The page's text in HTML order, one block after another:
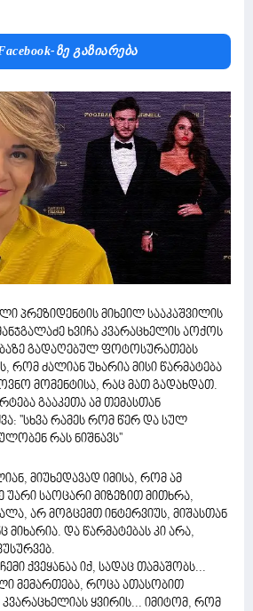
Ზე Გაზიარება
პრეზიდენტის მიხეილ სააკაშვილის
ხვიჩა კვარაცხელის აოქოს
გადაღებულ ფოტოსურათებს
რომ ძალიან უხარია მისი წარმატება
მომენტისა, რაც მათ გადახდათ.
გააკეთა ამ თემასთან
''სხვა რამეს რომ წერ და სულ
რას ნიშნავს''
მიუხედავად იმისა, რომ ამ
უარი საოცარი მიზეზით მითხრა,
არ მოგცემთ ინტერვიუს, მიშასთან
მიხარია. და წარმატებას კი არა,
ქვეყანაა იქ, სადაც თამაშობს...
მემართება, როცა ათასობით
კვარაცხელიას ყვირის... იმიტომ, რომ